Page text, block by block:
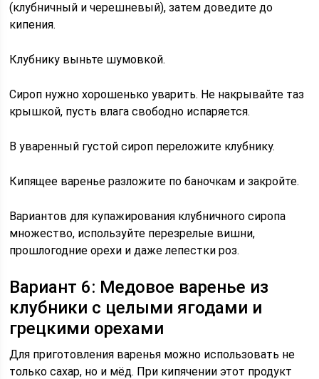
(клубничный и черешневый), затем доведите до
кипения.
Клубнику выньте шумовкой.
Сироп нужно хорошенько уварить. Не накрывайте таз
крышкой, пусть влага свободно испаряется.
В уваренный густой сироп переложите клубнику.
Кипящее варенье разложите по баночкам и закройте.
Вариантов для купажирования клубничного сиропа
множество, используйте перезрелые вишни,
прошлогодние орехи и даже лепестки роз.
Вариант 6: Медовое варенье из
клубники с целыми ягодами и
грецкими орехами
Для приготовления варенья можно использовать не
только сахар, но и мёд. При кипячении этот продукт